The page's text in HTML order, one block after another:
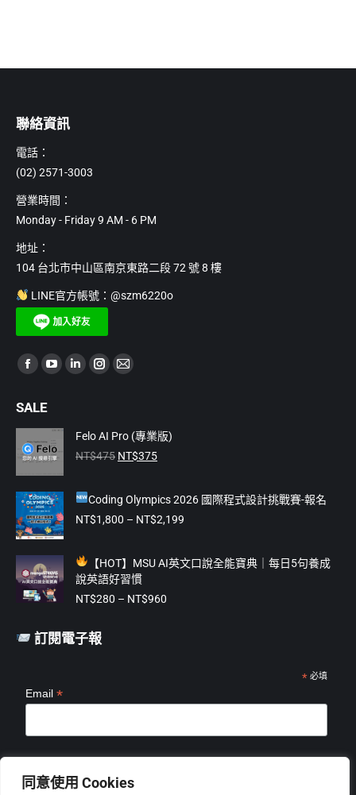
同意使用 Cookies
聯絡資訊
電話：
(02) 2571-3003
營業時間：
Monday - Friday 9 AM - 6 PM
地址：
104 台北市中山區南京東路二段 72 號 8 樓
LINE官方帳號：@szm6220o
Find us on:
Facebook
opens
new
window
YouTube
in
new
window
Linkedin
in
new
Instagram
in
new
Mail
in
new
SALE
Felo AI Pro (專業版)
NT$475 原
格：
NT$475。
NT$375目
格：
NT$375。
Coding Olympics 2026 國際程式設計挑戰賽-報名
NT$1,800 – NT$2,199
圍：
【HOT】MSU AI英文口說全能寶典｜每日5句養成
說英語好習慣
NT$280 – NT$960
訂閱電子報
* 必填
Email*